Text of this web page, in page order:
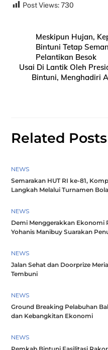
Post Views: 730
Meskipun Hujan,
Bintuni Tetap
Pelantikan Besok
Usai Di Lantik Oleh
Bintuni, Menghadiri
Related Posts
NEWS
Semarakan HUT RI ke-81,
Langkah Melalui Turnamen
NEWS
Demi Menggerakkan Ekonomi
Yohanis Manibuy Suarakan
NEWS
Jalan Sehat dan Doorprize
Tembuni
NEWS
Ground Breaking Pelabuhan
dan Kebangkitan Ekonomi
NEWS